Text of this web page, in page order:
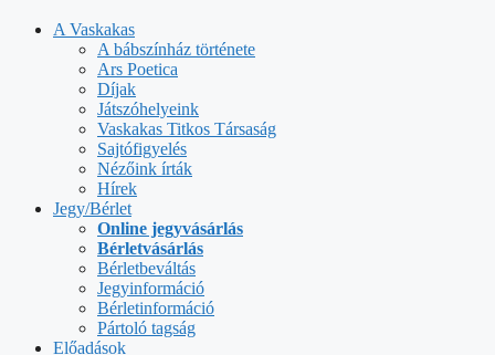
A Vaskakas
A bábszínház története
Ars Poetica
Díjak
Játszóhelyeink
Vaskakas Titkos Társaság
Sajtófigyelés
Nézőink írták
Hírek
Jegy/Bérlet
Online jegyvásárlás
Bérletvásárlás
Bérletbeváltás
Jegyinformáció
Bérletinformáció
Pártoló tagság
Előadások